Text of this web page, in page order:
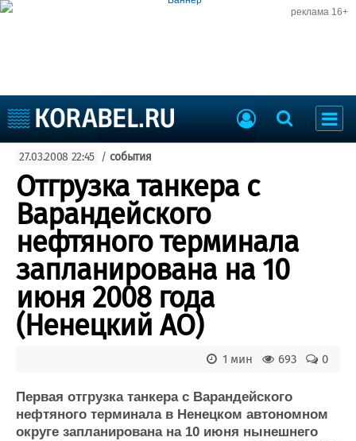
реклама 16+
Судоходство
Судоремонт
События
Пресс-релизы
Порты
Рыболовство
ВМФ
Образование
Яхты и катера
Еще
Судостроение
Пульс
Репутация
Работа
Крюинг
Торговая площадка
Доска объявлений
Продажа флота
Изделия
Материалы
Услуги
27.03.2008 22:45 / события
Отгрузка танкера с
Варандейского
нефтяного терминала
запланирована на 10
июня 2008 года
(Ненецкий АО)
0
693
1 мин
Первая отгрузка танкера с Варандейского
нефтяного терминала в Ненецком автономном
округе запланирована на 10 июня нынешнего